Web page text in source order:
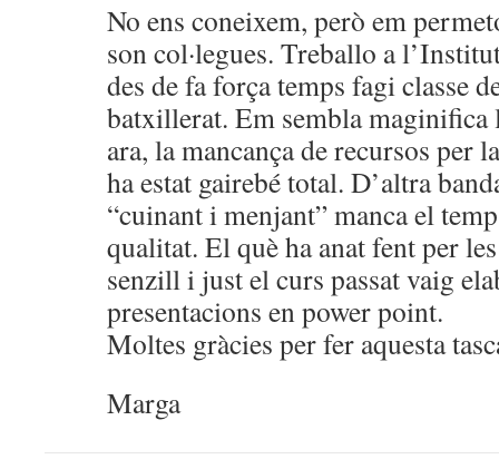
No ens coneixem, però em
son col·legues. Treballo a
des de fa força temps fagi classe
batxillerat. Em sembla maginifica
ara, la mancança de recursos per
ha estat gairebé total. D’altra
“cuinant i menjant” manca el
qualitat. El què ha anat fent per
senzill i just el curs passat vaig
presentacions en power point.
Moltes gràcies per fer aquesta
Marga